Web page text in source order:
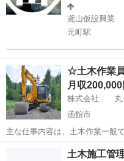
鳶山仮設興業
元町駅
ープ ●鳶山仮設興業
北海道 札幌市 元町駅
☆土木作業
月収200,000
株式会社 丸
函館市
主な仕事内容は、土木作業一般
装工事になります。 勤務地は…函館
者】大歓迎！！ ◯年齢は問いま
その他
土木施工管